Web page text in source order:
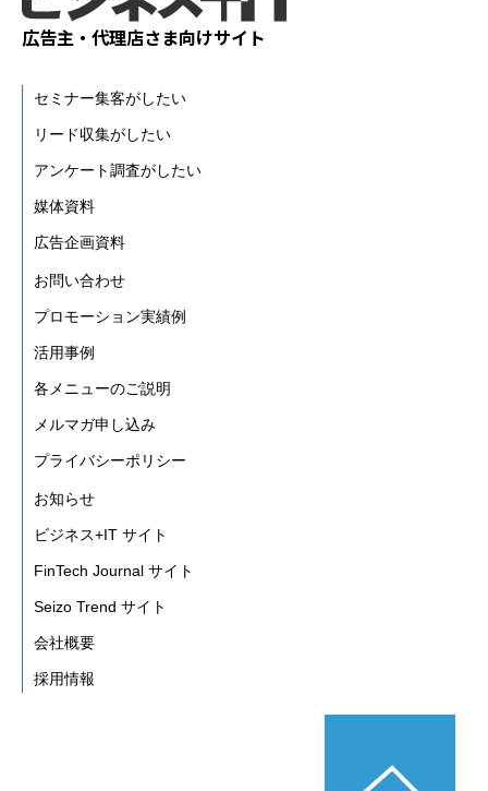
広告主・代理店さま向けサイト
セミナー集客がしたい
リード収集がしたい
アンケート調査がしたい
媒体資料
広告企画資料
お問い合わせ
プロモーション実績例
活用事例
各メニューのご説明
メルマガ申し込み
プライバシーポリシー
お知らせ
ビジネス+IT サイト
FinTech Journal サイト
Seizo Trend サイト
会社概要
採用情報